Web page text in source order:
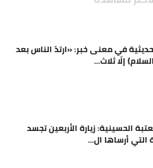
في معنى خبر: «ارتدّ الناس بعد
إلّا ثلاث...
الحسينية: زيارة الأربعين تجسد
التي أرساها ال...